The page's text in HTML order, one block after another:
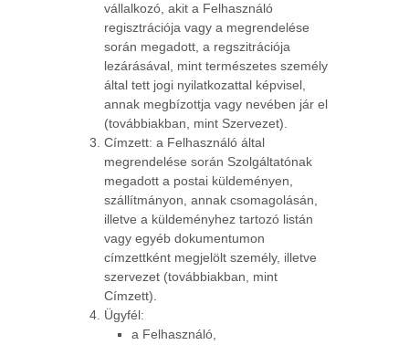
vállalkozó, akit a Felhasználó
regisztrációja vagy a megrendelése
során megadott, a regszitrációja
lezárásával, mint természetes személy
által tett jogi nyilatkozattal képvisel,
annak megbízottja vagy nevében jár el
(továbbiakban, mint Szervezet).
Címzett: a Felhasználó által
megrendelése során Szolgáltatónak
megadott a postai küldeményen,
szállítmányon, annak csomagolásán,
illetve a küldeményhez tartozó listán
vagy egyéb dokumentumon
címzettként megjelölt személy, illetve
szervezet (továbbiakban, mint
Címzett).
Ügyfél:
a Felhasználó,